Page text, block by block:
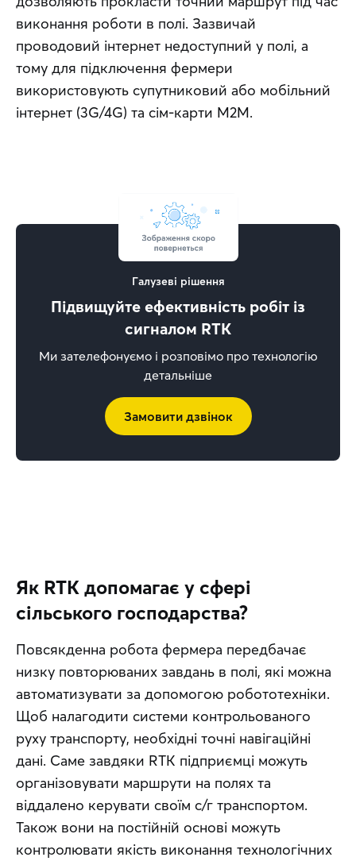
виконання роботи в полі.​ Зазвичай
проводовий інтернет недоступний у полі, а
тому для підключення фермери
використовують супутниковий або мобільний
інтернет (3G/4G) та сім-карти М2М.
Галузеві рішення
Підвищуйте ефективність робіт із
сигналом RTK
Ми зателефонуємо і розповімо про технологію
детальніше
Замовити дзвінок
Як RTK допомагає у сфері
сільського господарства?
Повсякденна робота фермера передбачає
низку повторюваних завдань в полі, які можна
автоматизувати за допомогою робототехніки.
Щоб налагодити системи контрольованого
руху транспорту, необхідні точні навігаційні
дані. Саме завдяки RTK підприємці можуть
організовувати маршрути на полях та
віддалено керувати своїм с/г транспортом.
Також вони на постійній основі можуть
контролювати якість виконання технологічних